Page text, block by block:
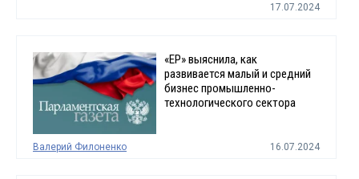
17.07.2024
«ЕР» выяснила, как
развивается малый и средний
бизнес промышленно-
технологического сектора
Валерий Филоненко 16.07.2024